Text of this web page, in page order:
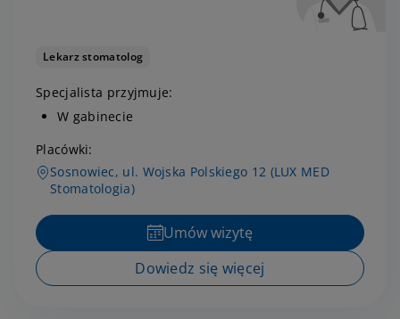
Lekarz stomatolog
Specjalista przyjmuje:
W gabinecie
Placówki:
Sosnowiec, ul. Wojska Polskiego 12 (LUX MED
Stomatologia)
Umów wizytę
Dowiedz się więcej